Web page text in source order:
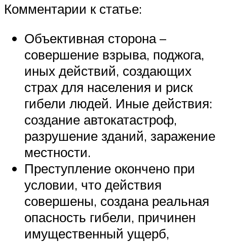
Комментарии к статье:
Объективная сторона –
совершение взрыва, поджога,
иных действий, создающих
страх для населения и риск
гибели людей. Иные действия:
создание автокатастроф,
разрушение зданий, заражение
местности.
Преступление окончено при
условии, что действия
совершены, создана реальная
опасность гибели, причинен
имущественный ущерб,